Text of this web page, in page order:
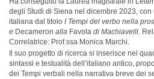
degli Studi di Siena nel dicembre 2023,
italiana dal titolo I Tempi del verbo nella
e Decameron alla Favola di Machiavelli.
Correlatrice: Prof.ssa Monica Marchi.
Il suo progetto di ricerca si inserisce nel
sintassi e testualità dell’italiano antico,
dei Tempi verbali nella narrativa breve dei